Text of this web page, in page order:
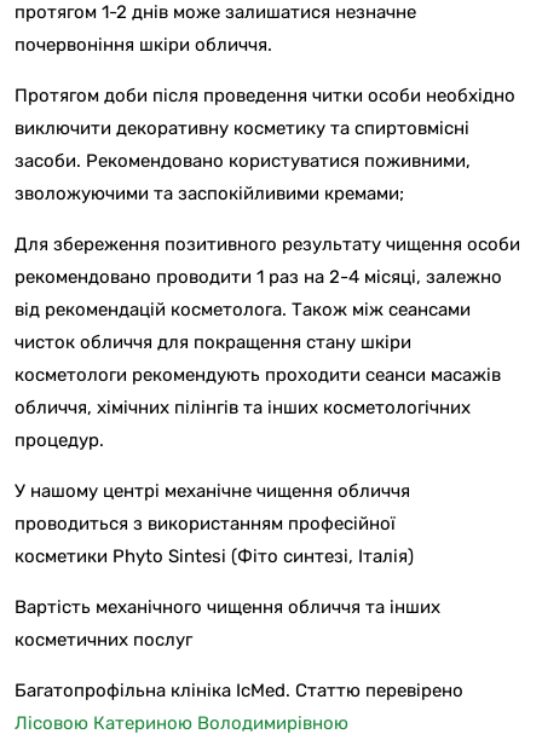
протягом 1-2 днів може залишатися незначне
почервоніння шкіри обличчя.
Протягом доби після проведення читки особи необхідно
виключити декоративну косметику та спиртовмісні
засоби. Рекомендовано користуватися поживними,
зволожуючими та заспокійливими кремами;
Для збереження позитивного результату чищення особи
рекомендовано проводити 1 раз на 2-4 місяці, залежно
від рекомендацій косметолога. Також між сеансами
чисток обличчя для покращення стану шкіри
косметологи рекомендують проходити сеанси масажів
обличчя, хімічних пілінгів та інших косметологічних
процедур.
У нашому центрі механічне чищення обличчя
проводиться з використанням професійної
косметики Phyto Sintesi (Фіто синтезі, Італія)
Вартість механічного чищення обличчя та інших
косметичних послуг
Багатопрофільна клініка IcMed. Статтю перевірено
Лісовою Катериною Володимирівною